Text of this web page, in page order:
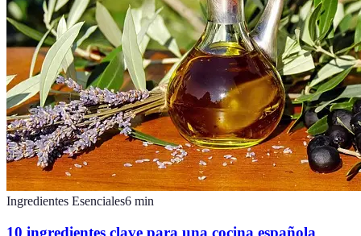
Ingredientes Esenciales6 min
10 ingredientes clave para una cocina española